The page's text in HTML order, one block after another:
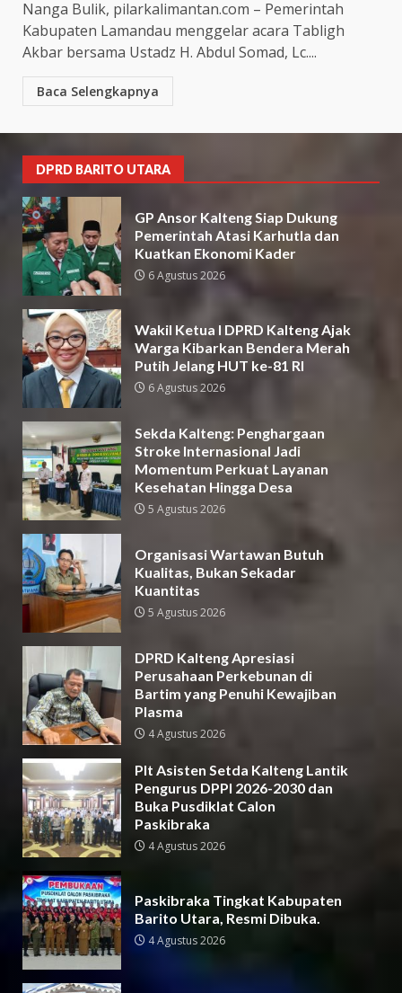
Nanga Bulik, pilarkalimantan.com – Pemerintah
Kabupaten Lamandau menggelar acara Tabligh
Akbar bersama Ustadz H. Abdul Somad, Lc....
Baca Selengkapnya
DPRD BARITO UTARA
GP Ansor Kalteng Siap Dukung
Pemerintah Atasi Karhutla dan
Kuatkan Ekonomi Kader
6 Agustus 2026
Wakil Ketua I DPRD Kalteng Ajak
Warga Kibarkan Bendera Merah
Putih Jelang HUT ke-81 RI
6 Agustus 2026
Sekda Kalteng: Penghargaan
Stroke Internasional Jadi
Momentum Perkuat Layanan
Kesehatan Hingga Desa
5 Agustus 2026
Organisasi Wartawan Butuh
Kualitas, Bukan Sekadar
Kuantitas
5 Agustus 2026
DPRD Kalteng Apresiasi
Perusahaan Perkebunan di
Bartim yang Penuhi Kewajiban
Plasma
4 Agustus 2026
Plt Asisten Setda Kalteng Lantik
Pengurus DPPI 2026-2030 dan
Buka Pusdiklat Calon
Paskibraka
4 Agustus 2026
Paskibraka Tingkat Kabupaten
Barito Utara, Resmi Dibuka.
4 Agustus 2026